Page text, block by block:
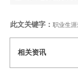
此文关键字： 职业生涯
相关资讯